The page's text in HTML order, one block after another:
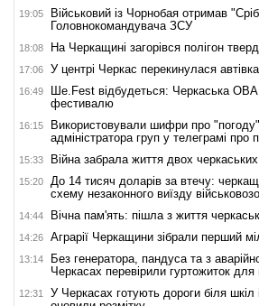
19:05
Військовий із Чорнобая отримав
Головнокомандувача ЗСУ
18:08 На Черкащині загорівся полігон
17:06 У центрі Черкас перекинулася автівка
16:49
Ше.Fest відбудеться: Черкаська
фестивалю
16:15
Використовували шифри про
адміністратора груп у телеграмі
15:33 Війна забрала життя двох
15:20
До 14 тисяч доларів за втечу:
схему незаконного виїзду
14:44 Вічна пам'ять: пішла з життя
14:26 Аграрії Черкащини зібрали перший
13:14
Без генератора, пандуса та з
Черкасах перевірили гуртожиток для
12:31
У Черкасах готують дороги біля шкіл